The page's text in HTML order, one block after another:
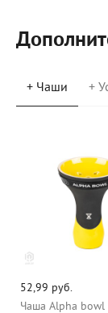
+ Чаши +
52,99 руб.
Чаша Alpha bowl